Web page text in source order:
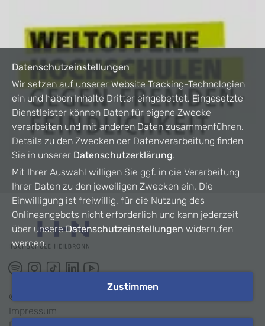
©
Impressum
Datenschutzeinstellungen
Wir setzen auf unserer Website Tracking-Technologien
ein und haben Inhalte Dritter eingebettet. Eingesetzte
Dienstleister können Daten für eigene Zwecke
verarbeiten und mit anderen Daten zusammenführen.
Details zu den Zwecken der Datenverarbeitung finden
Sie in unserer Datenschutzerklärung.
Mit Ihrer Auswahl willigen Sie ggf. in die Verarbeitung
Ihrer Daten zu den jeweiligen Zwecken ein. Die
Einwilligung ist freiwillig, für die Nutzung des
Onlineangebots nicht erforderlich und kann jederzeit
über unsereDatenschutzeinstellungen widerrufen
werden.
Zustimmen